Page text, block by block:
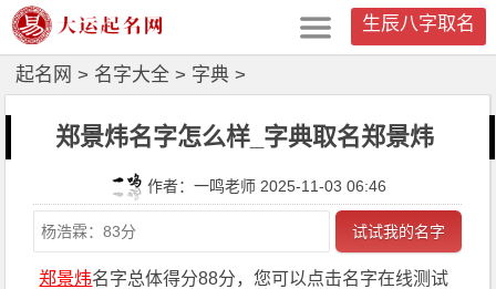
生辰八字取名
起名网 > 名字大全 > 字典 >
郑景炜名字怎么样_字典取名郑景炜
作者：一鸣老师 2025-11-03 06:46
试试我的名字
郑景炜名字总体得分88分，您可以点击名字在线测试